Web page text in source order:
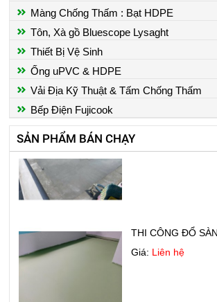
Màng Chống Thấm : Bạt HDPE
Tôn, Xà gồ Bluescope Lysaght
Thiết Bị Vệ Sinh
Ống uPVC & HDPE
Vải Địa Kỹ Thuật & Tấm Chống Thấm
Bếp Điện Fujicook
SẢN PHẨM BÁN CHẠY
CHỐNG THẤM
Giá:Liên hệ
Giá:Liên hệ